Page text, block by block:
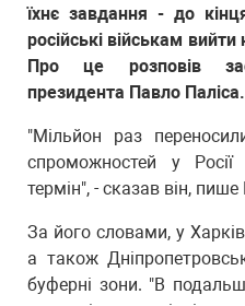
їхнє завдання - до
російські військам
Про це розповів
президента Павло Паліса.
"Мільйон раз
спроможностей у
термін", - сказав він, пише
За його словами, у
а також
буферні зони. "В